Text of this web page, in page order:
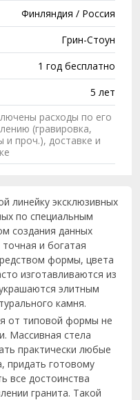
Финляндия / Россия
Грин-Стоун
1 год бесплатно
5 лет
расходы по его
(гравировка,
и проч.), доставке и
линейку эксклюзивных
по специальным
создания данных
и богатая
формы, цвета
изготавливаются из
элитным
камня.
от типовой формы не
Массивная стела
практически любые
придать готовому
все достоинства
гранита. Такой